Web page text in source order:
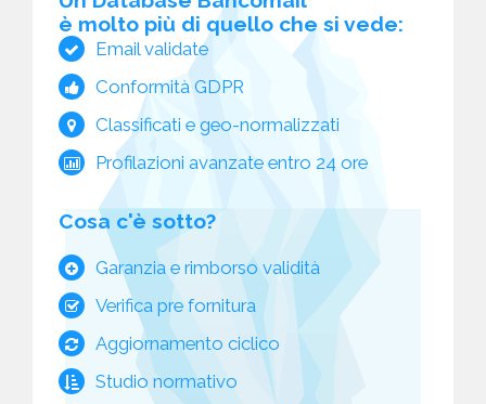
è molto più di quello che si vede:
Email validate
Conformità GDPR
Classificati e geo-normalizzati
Profilazioni avanzate entro 24 ore
Cosa c'è sotto?
Garanzia e rimborso validità
Verifica pre fornitura
Aggiornamento ciclico
Studio normativo